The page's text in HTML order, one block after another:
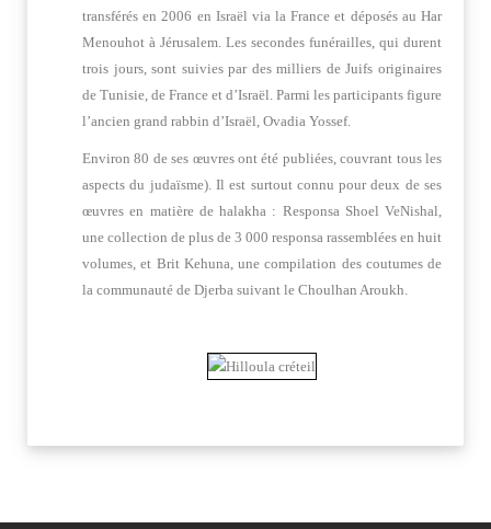
transférés en 2006 en Israël via la France et déposés au Har
Menouhot à Jérusalem. Les secondes funérailles, qui durent
trois jours, sont suivies par des milliers de Juifs originaires
de Tunisie, de France et d’Israël. Parmi les participants figure
l’ancien grand rabbin d’Israël, Ovadia Yossef.
Environ 80 de ses œuvres ont été publiées, couvrant tous les
aspects du judaïsme). Il est surtout connu pour deux de ses
œuvres en matière de halakha : Responsa Shoel VeNishal,
une collection de plus de 3 000 responsa rassemblées en huit
volumes, et Brit Kehuna, une compilation des coutumes de
la communauté de Djerba suivant le Choulhan Aroukh.